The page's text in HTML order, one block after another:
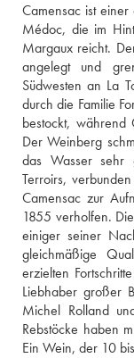
Camensac ist
Médoc, die im
Margaux reicht.
angelegt und
Südwesten an La
durch die Familie
bestockt, während
Der Weinberg
das Wasser sehr
Terroirs,
Camensac zur
1855 verholfen.
einiger seiner
gleichmäßige
erzielten
Liebhaber großer
Michel Rolland
Rebstöcke haben
Ein Wein, der 10